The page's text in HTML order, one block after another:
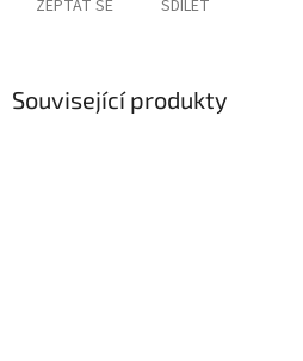
ZEPTAT SE SDÍLET
Související produkty